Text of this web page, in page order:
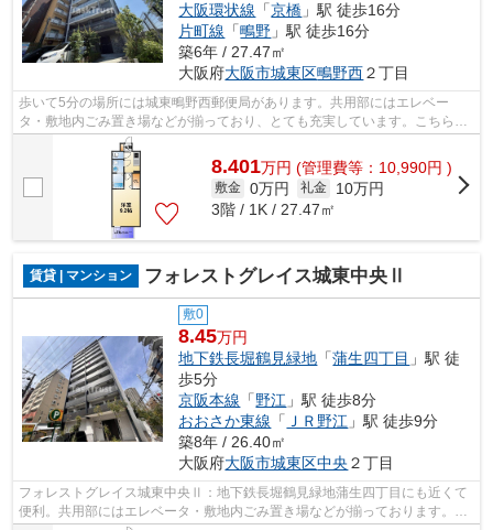
大阪環状線 「京橋 」駅 徒歩16分
片町線 「鴫野 」駅 徒歩16分
築6年 / 27.47㎡
大阪府大阪市城東区鴫野西２丁目
歩いて5分の場所には城東鴫野西郵便局があります。共用部にはエレベー
タ・敷地内ごみ置き場などが揃っており、とても充実しています。こちらの
物件では初期費用をカードでお支払いいた...
8.401万円 (管理費等：10,990円 )
敷金 0万円 礼金
10万円
3階 / 1K / 27.47㎡
賃貸 | マンション フォレストグレイス城東中央Ⅱ
敷0
8.45万円
地下鉄長堀鶴見緑地 「蒲生四丁目 」駅 徒
歩5分
京阪本線 「野江 」駅 徒歩8分
おおさか東線 「 ＪＲ野江 」駅 徒歩9分
築8年 / 26.40㎡
大阪府大阪市城東区中央 ２丁目
フォレストグレイス城東中央Ⅱ：地下鉄長堀鶴見緑地蒲生四丁目にも近くて
便利。共用部にはエレベータ・敷地内ごみ置き場などが揃っております。徒